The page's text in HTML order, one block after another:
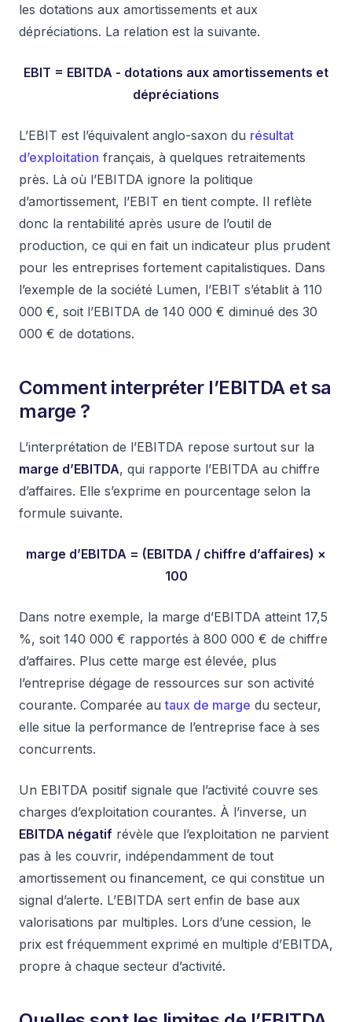
les dotations aux amortissements et aux
dépréciations. La relation est la suivante.
EBIT = EBITDA - dotations aux amortissements et
dépréciations
L’EBIT est l’équivalent anglo-saxon du résultat
d’exploitation français, à quelques retraitements
près. Là où l’EBITDA ignore la politique
d’amortissement, l’EBIT en tient compte. Il reflète
donc la rentabilité après usure de l’outil de
production, ce qui en fait un indicateur plus prudent
pour les entreprises fortement capitalistiques. Dans
l’exemple de la société Lumen, l’EBIT s’établit à 110
000 €, soit l’EBITDA de 140 000 € diminué des 30
000 € de dotations.
Comment interpréter l’EBITDA et sa
marge ?
L’interprétation de l’EBITDA repose surtout sur la
marge d’EBITDA, qui rapporte l’EBITDA au chiffre
d’affaires. Elle s’exprime en pourcentage selon la
formule suivante.
marge d’EBITDA = (EBITDA / chiffre d’affaires) ×
100
Dans notre exemple, la marge d’EBITDA atteint 17,5
%, soit 140 000 € rapportés à 800 000 € de chiffre
d’affaires. Plus cette marge est élevée, plus
l’entreprise dégage de ressources sur son activité
courante. Comparée autaux de marge du secteur,
elle situe la performance de l’entreprise face à ses
concurrents.
Un EBITDA positif signale que l’activité couvre ses
charges d’exploitation courantes. À l’inverse, un
EBITDA négatif révèle que l’exploitation ne parvient
pas à les couvrir, indépendamment de tout
amortissement ou financement, ce qui constitue un
signal d’alerte. L’EBITDA sert enfin de base aux
valorisations par multiples. Lors d’une cession, le
prix est fréquemment exprimé en multiple d’EBITDA,
propre à chaque secteur d’activité.